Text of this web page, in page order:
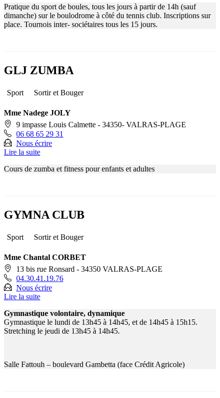
Pratique du sport de boules, tous les jours à partir de 14h (sauf
dimanche) sur le boulodrome à côté du tennis club. Inscriptions sur
place. Tournois inter- sociétaires tous les 15 jours.
GLJ ZUMBA
Sport Sortir et Bouger
Mme Nadege JOLY
9 impasse Louis Calmette - 34350- VALRAS-PLAGE
06 68 65 29 31
Nous écrire
Lire la suite
Cours de zumba et fitness pour enfants et adultes
GYMNA CLUB
Sport Sortir et Bouger
Mme Chantal CORBET
13 bis rue Ronsard - 34350 VALRAS-PLAGE
04.30.41.19.76
Nous écrire
Lire la suite
Gymnastique volontaire, dynamique
Gymnastique le lundi de 13h45 à 14h45, et de 14h45 à 15h15.
Stretching le jeudi de 13h45 à 14h45.
Salle Fattouh – boulevard Gambetta (face Crédit Agricole)